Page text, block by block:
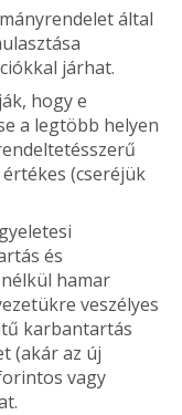
által
járhat.
hogy e
a legtöbb helyen
(cseréjük
és
ha­mar
veszélyes
karbantartás
(akár az új
vagy